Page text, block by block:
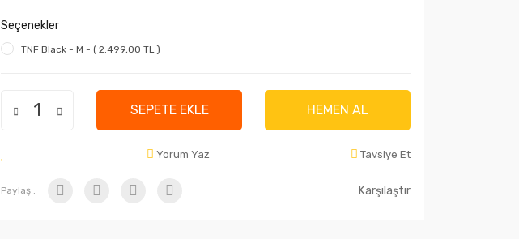
Seçenekler
TNF Black - M - ( 2.499,00 TL )
SEPETE EKLE HEMEN AL
Yorum Yaz Tavsiye Et
Paylaş : Karşılaştır